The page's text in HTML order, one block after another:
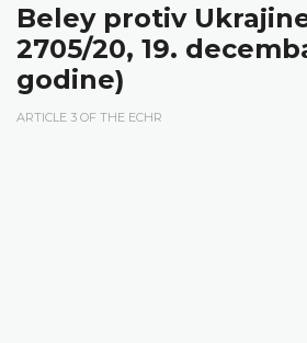
Beley protiv
2705/20, 19.
godine)
ARTICLE 3 OF THE ECHR